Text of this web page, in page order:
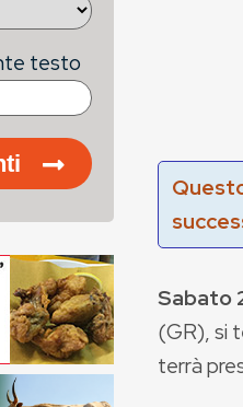
Sabato
(GR), si
terrà
testo